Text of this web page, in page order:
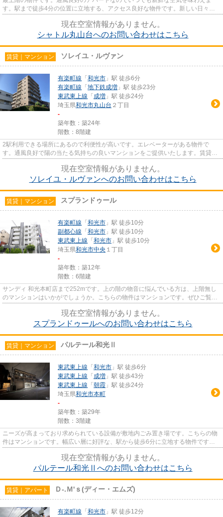
す。駅まで徒歩4分の位置に立地する、アクセス良好な物件です。新しい日々を
現在空室情報がありません。
シャトル丸山台へのお問い合わせはこちら
賃貸｜マンション ソレイユ・ルヴァン
有楽町線 「 和光市 」駅 徒歩6分
有楽町線 「 地下鉄成増 」駅 徒歩23分
東武東上線 「 成増 」駅 徒歩24分
埼玉県和光市丸山台 ２丁目
-
築年数：築24年
階数：8階建
2駅利用できる場所にあるので利便性が高いです。エレベーターがある物件で
す。通風良好で陽の当たる気持ちの良いマンションをご提供いたします。賃貸物
現在空室情報がありません。
ソレイユ・ルヴァンへのお問い合わせはこちら
賃貸｜マンション スプランドゥール
有楽町線 「 和光市 」駅 徒歩10分
副都心線 「 和光市 」駅 徒歩10分
東武東上線 「 和光市 」駅 徒歩10分
埼玉県和光市中央 １丁目
-
築年数：築12年
階数：6階建
サンディ 和光本町店まで252mです。上の階の物音に悩んでいる方は、上階無し
のマンションはいかがでしょうか。こちらの物件はマンションです。ぜひご覧い
現在空室情報がありません。
スプランドゥールへのお問い合わせはこちら
賃貸｜マンション パルテール和光Ⅱ
東武東上線 「 和光市 」駅 徒歩6分
東武東上線 「 成増 」駅 徒歩43分
東武東上線 「 朝霞 」駅 徒歩24分
埼玉県和光市本町
-
築年数：築29年
階数：3階建
ニーズが高まっており求められている設備が敷地内ごみ置き場です。こちらの物
件はマンションです。幅広い層に好評な、駅から徒歩6分に立地する物件です。
現在空室情報がありません。
パルテール和光Ⅱへのお問い合わせはこちら
賃貸｜アパート Ｄ-.Ｍ'ｓ(ディー・エムズ)
有楽町線 「 和光市 」駅 徒歩12分